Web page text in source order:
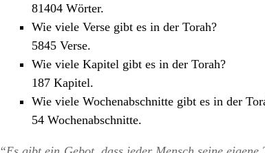
81404 Wörter.
Wie viele Verse gibt es in der Torah?
5845 Verse.
Wie viele Kapitel gibt es in der Torah?
187 Kapitel.
Wie viele Wochenabschnitte gibt es in der
54 Wochenabschnitte.